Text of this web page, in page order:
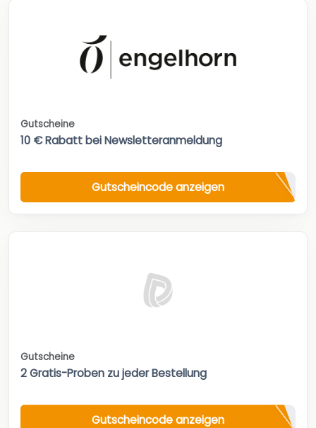
Gutscheine
10 € Rabatt bei Newsletteranmeldung
Gutscheincode anzeigen
Gutscheine
2 Gratis-Proben zu jeder Bestellung
Gutscheincode anzeigen